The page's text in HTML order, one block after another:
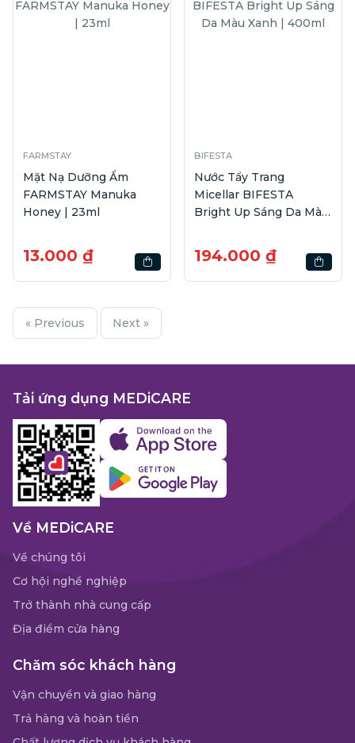
FARMSTAY
Mặt Nạ Dưỡng Ẩm
FARMSTAY Manuka
Honey | 23ml
13.000 ₫
BIFESTA
Nước Tẩy Trang
Micellar BIFESTA
Bright Up Sáng Da Màu
194.000 ₫
« Previous Next »
Tải ứng dụng MEDiCARE
Về MEDiCARE
Về chúng tôi
Cơ hội nghề nghiệp
Trở thành nhà cung cấp
Địa điểm cửa hàng
Chăm sóc khách hàng
Vận chuyển và giao hàng
Trả hàng và hoàn tiền